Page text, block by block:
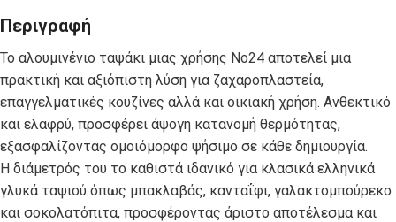
Περιγραφή
Το αλουμινένιο ταψάκι μιας χρήσης Νο24 αποτελεί μια
πρακτική και αξιόπιστη λύση για ζαχαροπλαστεία,
επαγγελματικές κουζίνες αλλά και οικιακή χρήση. Ανθεκτικό
και ελαφρύ, προσφέρει άψογη κατανομή θερμότητας,
εξασφαλίζοντας ομοιόμορφο ψήσιμο σε κάθε δημιουργία.
Η διάμετρός του το καθιστά ιδανικό για κλασικά ελληνικά
γλυκά ταψιού όπως μπακλαβάς, κανταΐφι, γαλακτομπούρεκο
και σοκολατόπιτα, προσφέροντας άριστο αποτέλεσμα και